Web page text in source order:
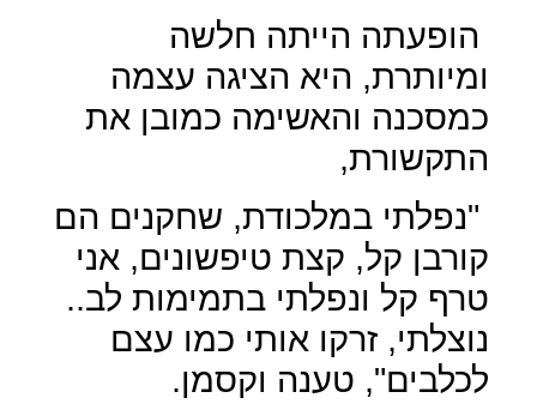
הופעתה הייתה חלשה
ומיותרת, היא הציגה עצמה
כמסכנה והאשימה כמובן את
התקשורת,
"נפלתי במלכודת, שחקנים הם
קורבן קל, קצת טיפשונים, אני
טרף קל ונפלתי בתמימות לב..
נוצלתי, זרקו אותי כמו עצם
לכלבים", טענה וקסמן.